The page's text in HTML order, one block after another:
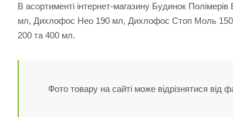
В асортименті інтернет-магазину Будинок
мл, Дихлофос Нео 190 мл, Дихлофос Стоп Моль
200 та 400 мл.
Фото товару на сайті може відрізнятися від